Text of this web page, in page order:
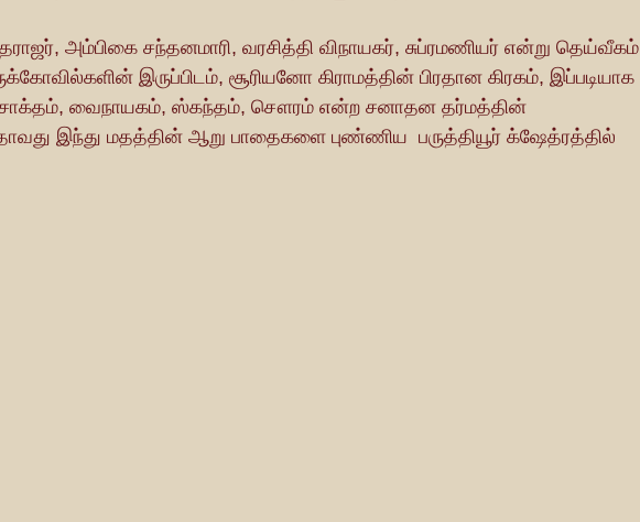
அம்பிகை சந்தனமாரி, வரசித்தி விநாயகர், சுப்ரமணியர் என்று தெய்வீகம்
இருப்பிடம், சூரியனோ கிராமத்தின் பிரதான கிரகம், இப்படியாக
வைநாயகம், ஸ்கந்தம், சௌரம் என்ற சனாதன தர்மத்தின்
இந்து மதத்தின் ஆறு பாதைகளை புண்ணிய  பருத்தியூர் க்ஷேத்ரத்தில்